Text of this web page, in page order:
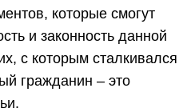
которые смогут
и законность данной
с которым сталкивался
гражданин – это